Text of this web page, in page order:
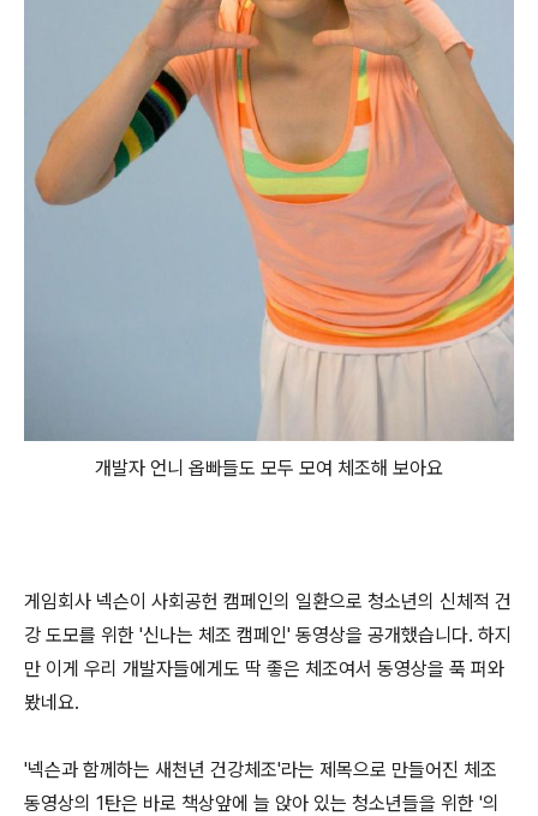
개발자 언니 옵빠들도 모두 모여 체조해 보아요
게임회사 넥슨이 사회공헌 캠페인의 일환으로 청소년의 신체적 건
강 도모를 위한 '신나는 체조 캠페인' 동영상을 공개했습니다. 하지
만 이게 우리 개발자들에게도 딱 좋은 체조여서 동영상을 푹 퍼와
봤네요.
'넥슨과 함께하는 새천년 건강체조'라는 제목으로 만들어진 체조
동영상의 1탄은 바로 책상앞에 늘 앉아 있는 청소년들을 위한 '의